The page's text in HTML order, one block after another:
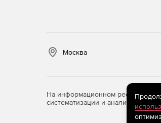
Москва
На информационном ресурсе
систематизации и анализа